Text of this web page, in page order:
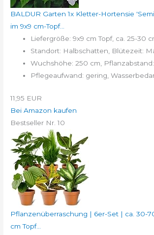
BALDUR Garten 1x Kletter-Hortensie
im 9x9 cm-Topf...
Liefergröße: 9x9 cm Topf, ca. 25-30
Standort: Halbschatten, Blütezeit:
Wuchshöhe: 250 cm,
Pflegeaufwand: gering,
11,95 EUR
Bei Amazon kaufen
Bestseller Nr. 10
Pflanzenüberraschung | 6er-Set | ca. 30-
cm Topf...